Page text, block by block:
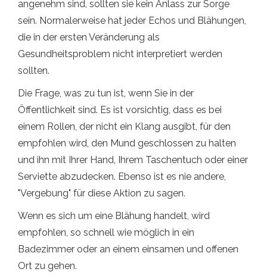
angenehm sind, sollten sie kein Anlass zur Sorge
sein. Normalerweise hat jeder Echos und Blähungen,
die in der ersten Veränderung als
Gesundheitsproblem nicht interpretiert werden
sollten.
Die Frage, was zu tun ist, wenn Sie in der
Öffentlichkeit sind. Es ist vorsichtig, dass es bei
einem Rollen, der nicht ein Klang ausgibt, für den
empfohlen wird, den Mund geschlossen zu halten
und ihn mit Ihrer Hand, Ihrem Taschentuch oder einer
Serviette abzudecken. Ebenso ist es nie andere,
"Vergebung" für diese Aktion zu sagen.
Wenn es sich um eine Blähung handelt, wird
empfohlen, so schnell wie möglich in ein
Badezimmer oder an einem einsamen und offenen
Ort zu gehen.